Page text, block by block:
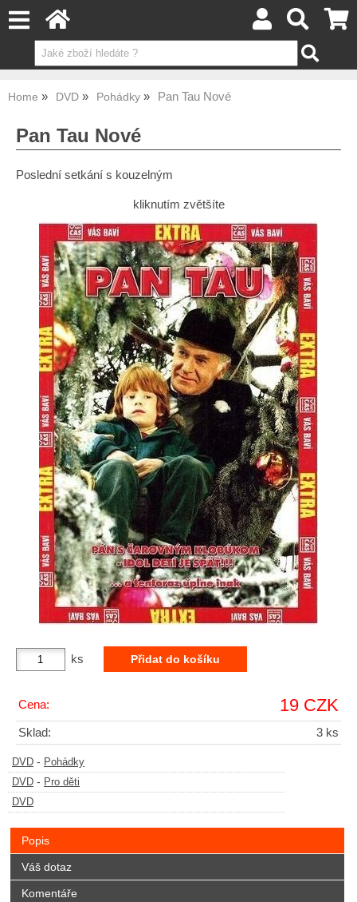
Home DVD Pohádky Pan Tau Nové
Pan Tau Nové
Poslední setkání s kouzelným
kliknutím zvětšíte
ks
Cena: 19 CZK
Sklad: 3 ks
DVD - Pohádky
DVD - Pro děti
DVD
Popis
Váš dotaz
Komentáře